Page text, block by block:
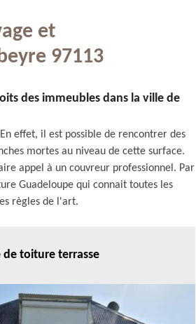
et
97113
des immeubles dans la ville de
effet, il est possible de rencontrer des
mortes au niveau de cette surface.
appel à un couvreur professionnel. Par
Guadeloupe qui connait toutes les
règles de l'art.
de toiture terrasse